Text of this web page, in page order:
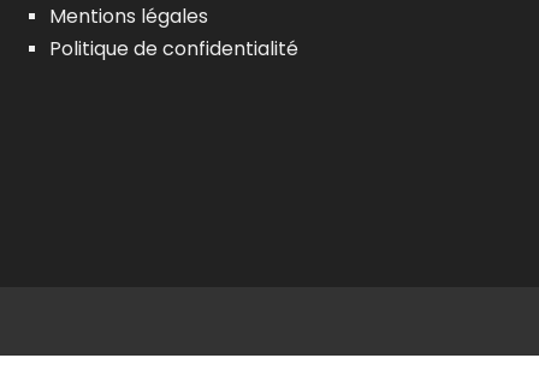
Mentions légales
Politique de confidentialité